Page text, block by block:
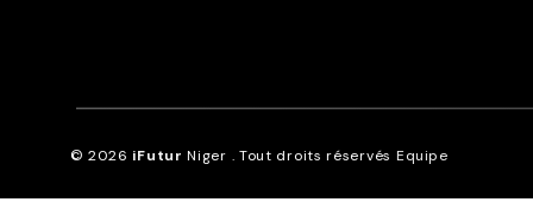
© 2026 iFuturNiger . Tout droits réservés Equipe